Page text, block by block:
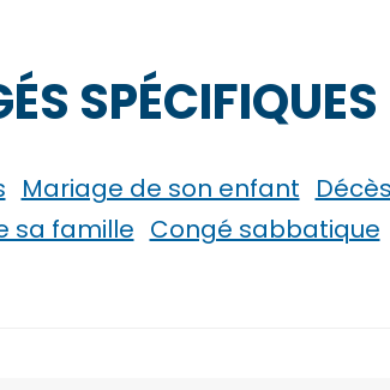
SPÉCIFIQUES
Mariage de son enfant
sa famille Congé sabbatique